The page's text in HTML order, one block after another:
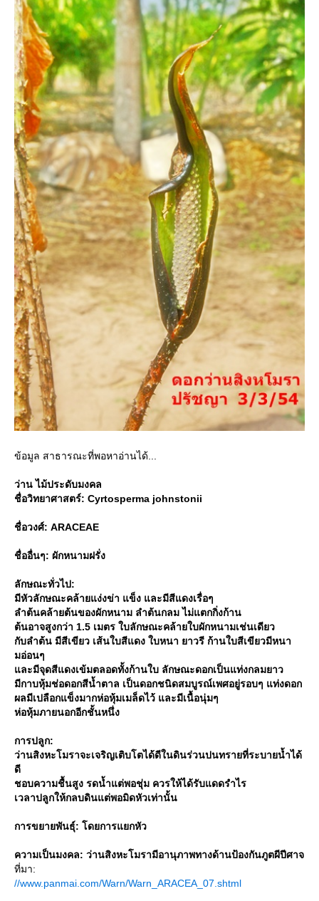
ข้อมูล สาธารณะที่พอหาอ่านได้...
ว่าน ไม้ประดับมงคล
ชื่อวิทยาศาสตร์: Cyrtosperma johnstonii
ชื่อวงศ์: ARACEAE
ชื่ออื่นๆ: ผักหนามฝรั่ง
ลักษณะทั่วไป:
มีหัวลักษณะคล้ายแง่งข่า แข็ง และมีสีแดงเรื่อๆ
ลำต้นคล้ายต้นของผักหนาม ลำต้นกลม ไม่แตกกิ่งก้าน
ต้นอาจสูงกว่า 1.5 เมตร ใบลักษณะคล้ายใบผักหนามเช่นเดียว
กับลำต้น มีสีเขียว เส้นใบสีแดง ใบหนา ยาวรี ก้านใบสีเขียวมีหนา
มอ่อนๆ
ละมีจุดสีแดงเข้มตลอดทั้งก้านใบ ลักษณะดอกเป็นแท่งกลมยาว
มีกาบหุ้มช่อดอกสีน้ำตาล เป็นดอกชนิดสมบูรณ์เพศอยู่รอบๆ แท่งดอก
ผลมีเปลือกแข็งมากห่อหุ้มเมล็ดไว้ และมีเนื้อนุ่มๆ
ห่อหุ้มภายนอกอีกชั้นหนึ่ง
การปลูก:
ว่านสิงหะโมราจะเจริญเติบโตได้ดีในดินร่วนปนทรายที่ระบายน้ำได้
ดี
ชอบความชื้นสูง รดน้ำแต่พอชุ่ม ควรให้ได้รับแดดรำไร
เวลาปลูกให้กลบดินแต่พอมิดหัวเท่านั้น
การขยายพันธุ์: โดยการแยกหัว
ความเป็นมงคล: ว่านสิงหะโมรามีอานุภาพทางด้านป้องกันภูตผีปีศาจ
ที่มา:
//www.panmai.com/Warn/Warn_ARACEA_07.shtml